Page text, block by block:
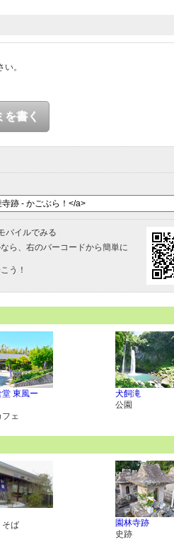
。
を書く
バイルでみる
ら、右のバーコードから簡単に
う！
東風ー
ェ
犬飼滝
公園
そば
園林寺跡
史跡